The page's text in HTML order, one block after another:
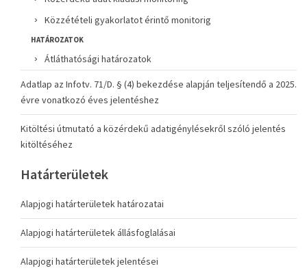
Közzétételi gyakorlatot érintő monitorig
HATÁROZATOK
Átláthatósági határozatok
Adatlap az Infotv. 71/D. § (4) bekezdése alapján teljesítendő a 2025.
évre vonatkozó éves jelentéshez
Kitöltési útmutató a közérdekű adatigénylésekről szóló jelentés
kitöltéséhez
Határterületek
Alapjogi határterületek határozatai
Alapjogi határterületek állásfoglalásai
Alapjogi határterületek jelentései